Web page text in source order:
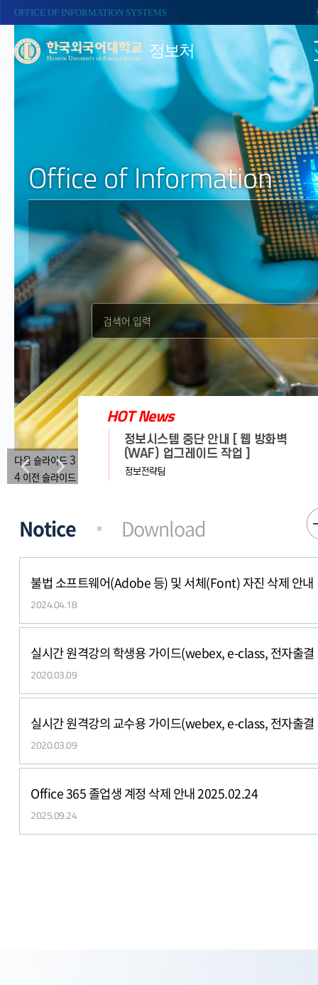
OFFICE OF INFORMATION SYSTEMS
정보처
다음 슬라이드3
4 이전 슬라이드
Office of Information
⦁ 정보시스템팀 - Information Systems Team
⦁ 정보전략팀 - Information Strategy Team
⦁ 정보지원팀 -Information Support Team
HOTNews
등) 및 서체
정보시스템 중단 안내 [ 웹 방화벽
(WAF) 업그레이드 작업 ]
정보전략팀
불법 소프트웨어(Adobe 등) 및 서체(Font) 자진 삭제 안내
2024.04.18
실
2020.03.09
실
2020.03.09
Office 365 졸업생 계정 삭제 안내 2025.02.24
2025.09.24